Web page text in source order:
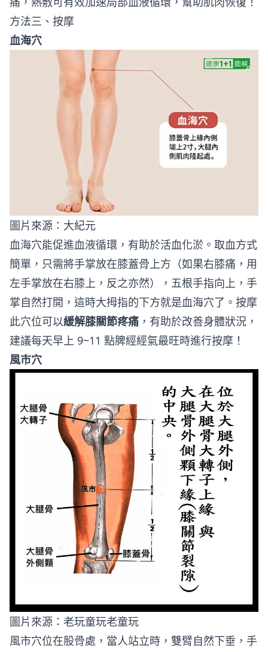
方法三、按摩
血海穴
圖片來源： 大紀元
血海穴能促進血液循環，有助於活血化淤。取血方式
簡單，只需將手掌放在膝蓋骨上方（如果右膝痛，用
左手掌放在右膝上，反之亦然），五根手指向上，手
掌自然打開，這時大拇指的下方就是血海穴了。按摩
此穴位可以緩解膝關節疼痛 ，有助於改善身體狀況，
建議每天早上 9~11 點脾經經氣最旺時進行按摩！
風市穴
圖片來源： 老玩童玩老童玩
風市穴位在股骨處，當人站立時，雙臂自然下垂，手